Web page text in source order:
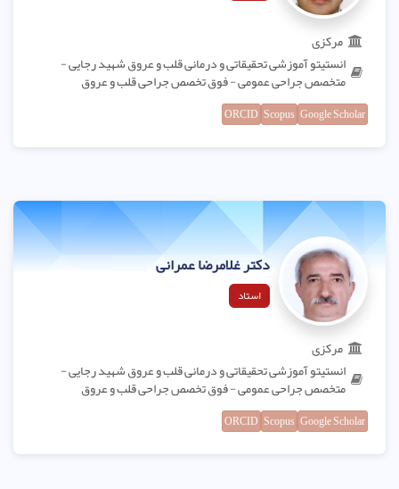
مرکزی
انستیتو آموزشی تحقیقاتی و درمانی قلب و عروق شهید رجایی -
متخصص جراحی عمومی - فوق تخصص جراحی قلب و عروق
Google Scholar
Scopus
ORCID
دکتر غلامرضا عمرانی
استاد
مرکزی
انستیتو آموزشی تحقیقاتی و درمانی قلب و عروق شهید رجایی -
متخصص جراحی عمومی - فوق تخصص جراحی قلب و عروق
Google Scholar
Scopus
ORCID